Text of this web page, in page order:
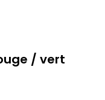
/ vert